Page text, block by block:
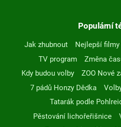
Populární
Jak zhubnout Nejlepší filmy
TV program
Změna
Kdy budou volby
ZOO Nové
7 pádů Honzy Dědka
Tatarák podle
Pěstování lichořeřišnice